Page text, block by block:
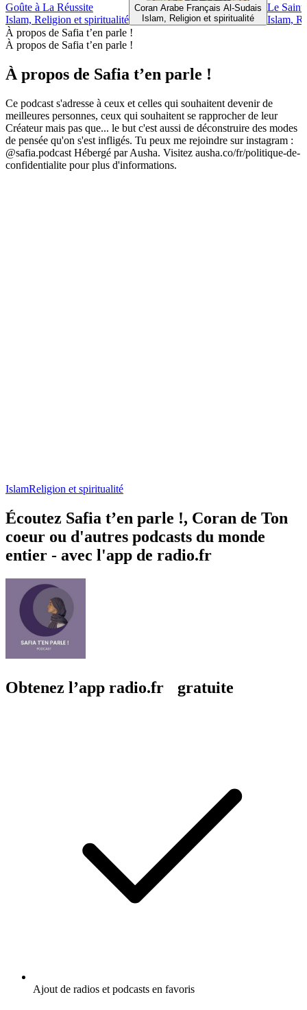
Goûte à La Réussite
Islam, Religion et spiritualité
Coran Arabe Français Al-Sudais
Islam, Religion et spiritualité
Le Saint
Islam,
À propos de Safia t’en parle !
À propos de Safia t’en parle !
À propos de Safia t’en parle !
Ce podcast s'adresse à ceux et celles qui souhaitent devenir de
meilleures personnes, ceux qui souhaitent se rapprocher de leur
Créateur mais pas que... le but c'est aussi de déconstruire des modes
de pensée qu'on s'est infligés. Tu peux me rejoindre sur instagram :
@safia.podcast Hébergé par Ausha. Visitez ausha.co/fr/politique-de-
confidentialite pour plus d'informations.
IslamReligion et spiritualité
Écoutez Safia t’en parle !, Coran de Ton
coeur ou d'autres podcasts du monde
entier - avec l'app de radio.fr
Obtenez l’app radio.fr gratuite
Ajout de radios et podcasts en favoris